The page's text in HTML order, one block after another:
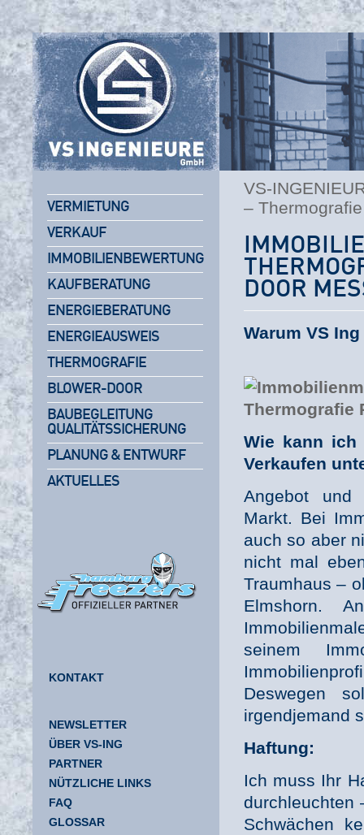
VS-
–
DOOR
Warum VS
Wie kann ich
Verkaufen
Angebot und
Markt. Bei
auch so aber
nicht mal
Traumhaus –
Elmshorn.
seinem
Deswegen
irgendjemand
Haftung:
Ich muss Ihr
durchleuchten
Schwächen
VERMIETUNG
VERKAUF
IMMOBILIENBEWERTUNG
KAUFBERATUNG
ENERGIEBERATUNG
ENERGIEAUSWEIS
THERMOGRAFIE
BLOWER-DOOR
BAUBEGLEITUNG
QUALITÄTSSICHERUNG
PLANUNG & ENTWURF
AKTUELLES
KONTAKT
NEWSLETTER
ÜBER VS-ING
PARTNER
NÜTZLICHE LINKS
FAQ
GLOSSAR